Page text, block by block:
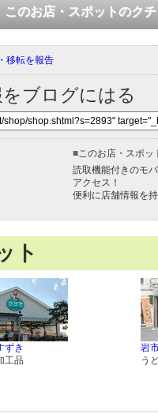
このお店・スポットのク
移転を報告
ブログにはる
■このお店・スポッ
読取機能付きのモ
アクセス！
便利に店舗情報を
ト
ずき
工品
岩
う